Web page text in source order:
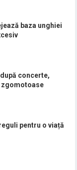
baza unghiei
concerte,
zgomotoase
pentru o viață